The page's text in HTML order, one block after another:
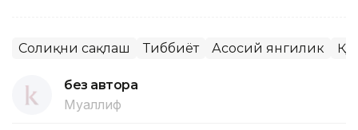
Соғлиқни сақлаш Тиббиёт Асосий янгилик ҚР
без автора
Муаллиф